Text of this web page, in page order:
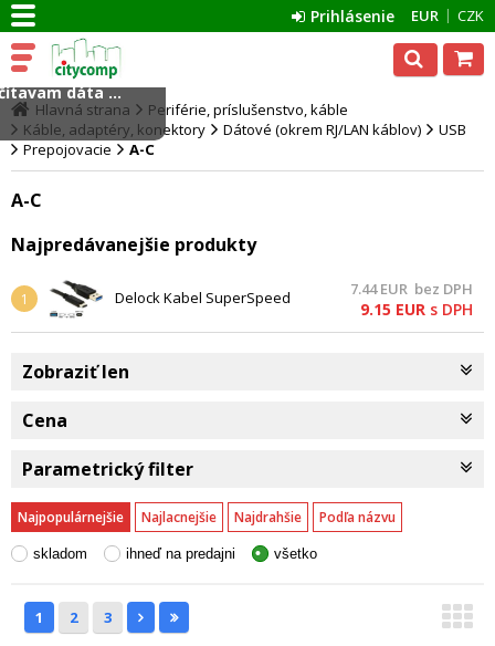
EUR CZK
Prihlásenie
Hlavná strana
Periférie, príslušenstvo, káble
Káble, adaptéry, konektory
Dátové (okrem RJ/LAN káblov)
USB
Prepojovacie
A-C
A-C
Najpredávanejšie produkty
1
Delock Kabel SuperSpeed
Typ A samec > USB Type-C™
7.44EUR bez DPH
9.15 EUR s DPH
Zobraziť len
Cena
Parametrický filter
Najpopulárnejšie Najlacnejšie Najdrahšie Podľa názvu
skladom ihneď na predajni všetko
1 2 3
dáta ...